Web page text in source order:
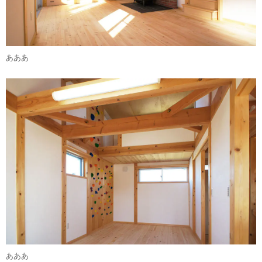
あああ
あああ